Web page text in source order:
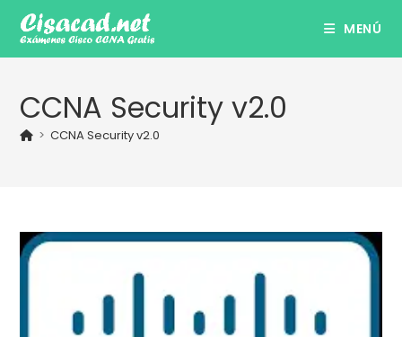
contenido
MENÚ
CCNA Security v2.0
> CCNA Security v2.0